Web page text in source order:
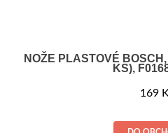
NOŽE PLASTOVÉ
KS),
169